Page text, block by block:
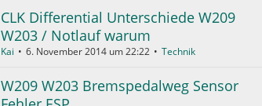
CLK Differential Unterschiede W209
W203 / Notlauf warum
Kai 6. November 2014 um 22:22 Technik
W209 W203 Bremspedalweg Sensor